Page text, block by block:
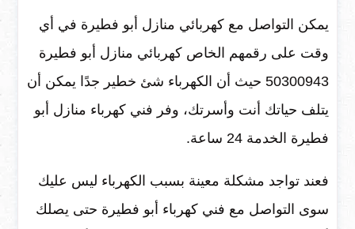
يمكن التواصل مع كهربائي منازل أبو فطيرة في أي
وقت على رقمهم الخاص كهربائي منازل أبو فطيرة
50300943 حيث أن الكهرباء شئ خطير جدًا يمكن أن
يتلف حياتك أنت وأسرتك، وفر فني كهرباء منازل أبو
فطيرة الخدمة 24 ساعة.
فعند تواجد مشكلة معينة بسبب الكهرباء ليس عليك
سوى التواصل مع فني كهرباء أبو فطيرة حتى يصلك